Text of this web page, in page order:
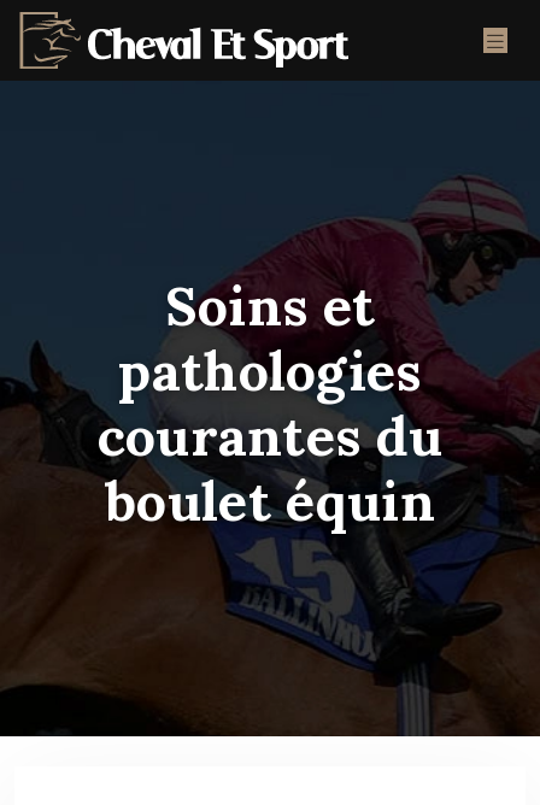
Soins et
pathologies
courantes du
boulet équin